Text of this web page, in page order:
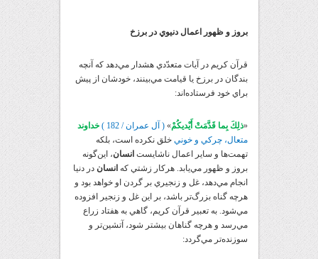
بروز و ظهور اعمال دنيوي در برزخ
قرآن کريم در آيات متعدّدي هشدار مي‌دهد که آنچه
بندگان در برزخ يا قيامت مي‌بينند، خودشان از پيش
براي خود فرستاده‌‌اند:
«ذلِكَ بِما قَدَّمَتْ أَيْديكُمْ» ( آل عمران / 182 )
خداوند
متعال، چرکي و خونيخلق نکرده است، بلکه
تهمت‌ها و ساير اعمال ناشايست انسان، اين‌گونه
بروز و ظهور مي‌يابد. هرکار زشتي که انسان در دنيا
انجام مي‌دهد، غل و زنجيري بر گردن او خواهد بود و
هرچه گناه بزرگ‌تر باشد، بر اين غل و زنجير افزوده
مي‌شود. به تعبير قرآن کريم، گاهي به هفتاد زراع
مي‌رسد و هرچه گناهان بيشتر شود، آتشين‌تر و
سوزنده‌تر مي‌گردد: